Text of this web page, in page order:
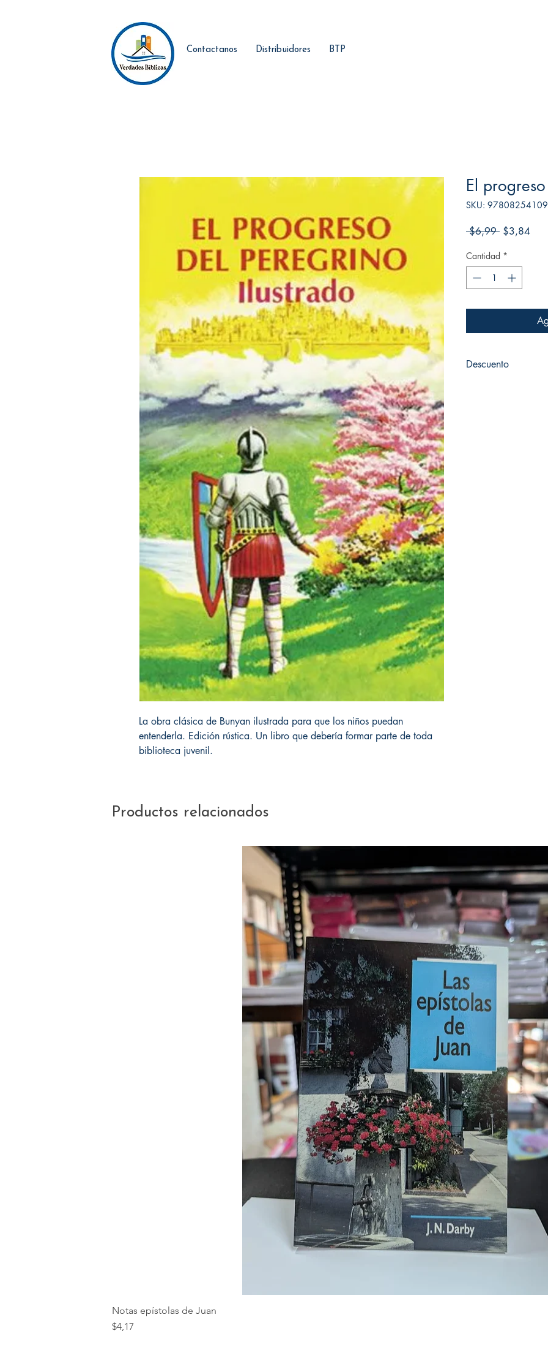
Contactanos Distribuidores BTP
La obra clásica de Bunyan ilustrada para que los niños puedan
entenderla. Edición rústica. Un libro que debería formar parte de toda
biblioteca juvenil.
El
SKU:
$6,99 Precio
$3,84
Cantidad *
Descuento
Productos relacionados
Notas epístolas de Juan
Precio
$4,17